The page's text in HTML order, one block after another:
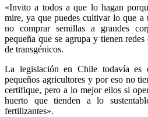
«Invito a todos a que lo hagan
mire, ya que puedes cultivar lo que a
no comprar semillas a grandes
pequeña que se agrupa y tienen
de transgénicos.
La legislación en Chile todavía es
pequeños agricultores y por eso no
certifique, pero a lo mejor ellos si
huerto que tienden a lo
fertilizantes».